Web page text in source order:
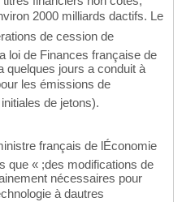
2000 milliards dactifs. Le
de cession de
loi de Finances française de
quelques jours a conduit à
les émissions de
de jetons).
français de lÉconomie
que « ;des modifications de
nécessaires pour
à dautres